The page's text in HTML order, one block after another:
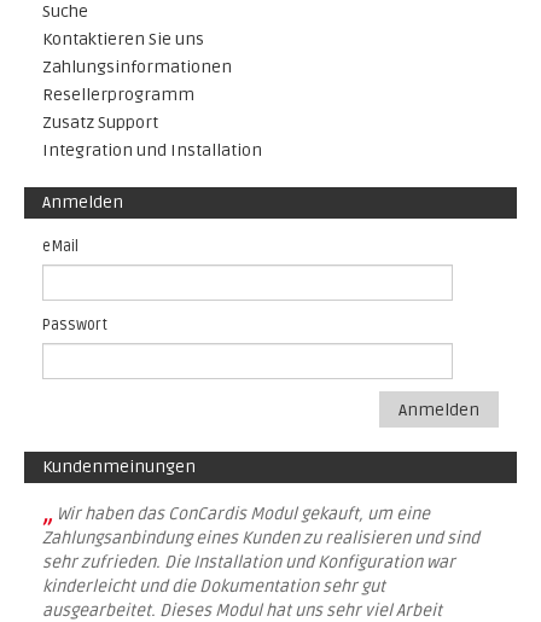
Suche
Kontaktieren Sie uns
Zahlungsinformationen
Resellerprogramm
Zusatz Support
Integration und Installation
Anmelden
eMail
Passwort
Anmelden
Kundenmeinungen
„ Wir haben das ConCardis Modul gekauft, um eine
Zahlungsanbindung eines Kunden zu realisieren und sind
sehr zufrieden. Die Installation und Konfiguration war
kinderleicht und die Dokumentation sehr gut
ausgearbeitet. Dieses Modul hat uns sehr viel Arbeit